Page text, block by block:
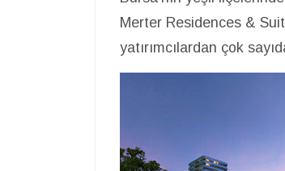
Merter Residences &
yatırımcılardan çok